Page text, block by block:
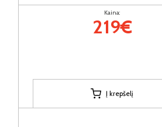
Kaina:
219€
Į krepšelį